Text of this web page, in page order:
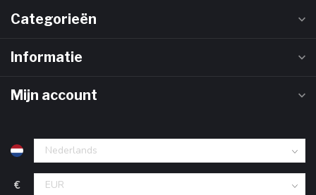
Categorieën
Informatie
Mijn account
€